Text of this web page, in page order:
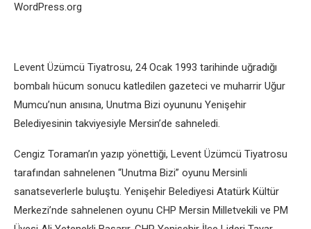
Levent Üzümcü Tiyatrosu, 24 Ocak 1993 tarihinde uğradığı
bombalı hücum sonucu katledilen gazeteci ve muharrir Uğur
Mumcu’nun anısına, Unutma Bizi oyununu Yenişehir
Belediyesinin takviyesiyle Mersin’de sahneledi.
Cengiz Toraman’ın yazıp yönettiği, Levent Üzümcü Tiyatrosu
tarafından sahnelenen “Unutma Bizi” oyunu Mersinli
sanatseverlerle buluştu. Yenişehir Belediyesi Atatürk Kültür
Merkezi’nde sahnelenen oyunu CHP Mersin Milletvekili ve PM
WordPress.org